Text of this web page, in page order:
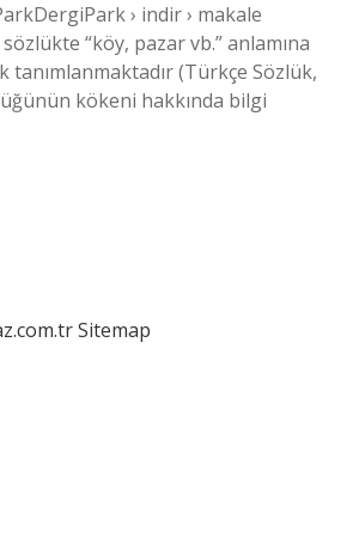
› indir › makale
“köy, pazar vb.” anlamına
tanımlanmaktadır (Türkçe Sözlük,
kökeni hakkında bilgi
Sitemap